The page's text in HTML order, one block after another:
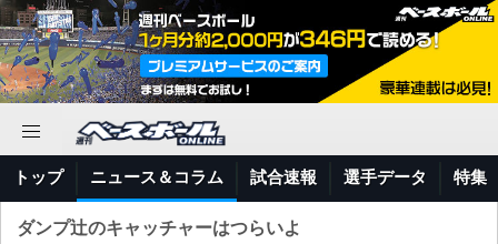
トップ ニュース＆コラム 試合速報 選手データ 特集
ダンプ辻のキャッチャーはつらいよ